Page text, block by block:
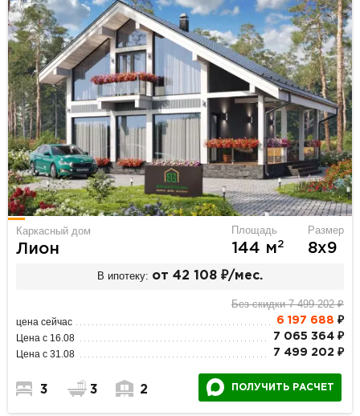
Каркасный дом
Лион
Площадь
144 м2
Размер
8х9
В ипотеку: от 42 108 ₽/мес.
Без скидки 7 499 202 ₽
цена сейчас 6 197 688 ₽
Цена с 16.08 7 065 364 ₽
Цена с 31.08 7 499 202 ₽
3 3 2 ПОЛУЧИТЬ РАСЧЕТ